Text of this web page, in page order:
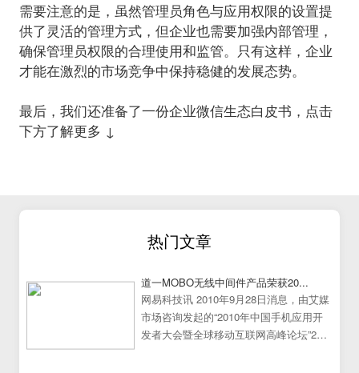
需要注意的是，虽然管理员角色与应用权限的设置提
供了灵活的管理方式，但企业也需要加强内部管理，
确保管理员权限的合理使用和监管。只有这样，企业
才能在激烈的市场竞争中保持稳健的发展态势。
最后， 我们还准备了一份企业微信生态白皮书 ， 点击
下方了解更多 ↓
热门文章
道一MOBO无线中间件产品荣获20...
网易科技讯 2010年9月28日消息，由艾媒
市场咨询发起的“2010年中国手机应用开
发者大会暨全球移动互联网高峰论坛”25